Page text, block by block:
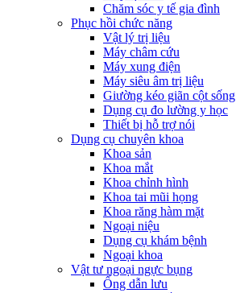
Chăm sóc y tế gia đình
Phục hồi chức năng
Vật lý trị liệu
Máy châm cứu
Máy xung điện
Máy siêu âm trị liệu
Giường kéo giãn cột sống
Dụng cụ đo lường y học
Thiết bị hỗ trợ nói
Dụng cụ chuyên khoa
Khoa sản
Khoa mắt
Khoa chỉnh hình
Khoa tai mũi họng
Khoa răng hàm mặt
Ngoại niệu
Dụng cụ khám bệnh
Ngoại khoa
Vật tư ngoại ngực bụng
Ống dẫn lưu